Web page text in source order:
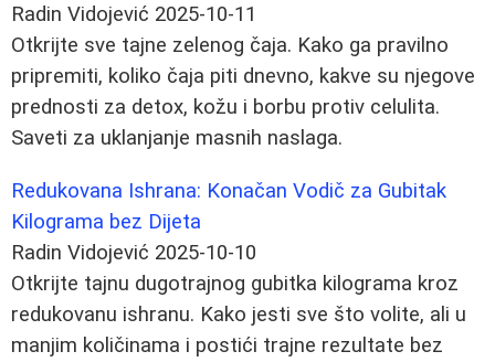
Radin Vidojević 2025-10-11
Otkrijte sve tajne zelenog čaja. Kako ga pravilno
pripremiti, koliko čaja piti dnevno, kakve su njegove
prednosti za detox, kožu i borbu protiv celulita.
Saveti za uklanjanje masnih naslaga.
Redukovana Ishrana: Konačan Vodič za Gubitak
Kilograma bez Dijeta
Radin Vidojević 2025-10-10
Otkrijte tajnu dugotrajnog gubitka kilograma kroz
redukovanu ishranu. Kako jesti sve što volite, ali u
manjim količinama i postići trajne rezultate bez